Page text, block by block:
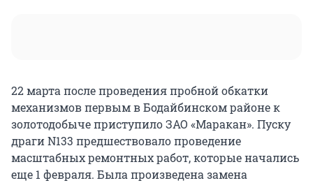
22 марта после проведения пробной обкатки
механизмов первым в Бодайбинском районе к
золотодобыче приступило ЗАО «Маракан». Пуску
драги N133 предшествовало проведение
масштабных ремонтных работ, которые начались
еще 1 февраля. Была произведена замена